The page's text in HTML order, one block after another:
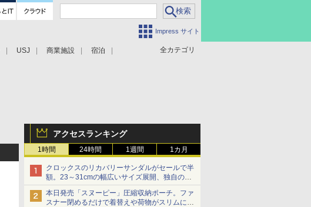
Impress サイト
全カテゴリ
USJ 商業施設 宿泊
アクセスランキング
1時間 24時間 1週間 1カ月
クロックスのリカバリーサンダルがセールで半
額。23～31cmの幅広いサイズ展開、独自のク
ッション素材を採用
本日発売「スヌーピー」圧縮収納ポーチ。ファ
スナー閉めるだけで着替えや荷物がスリムにま